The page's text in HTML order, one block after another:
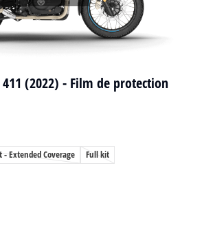
- Extended Coverage
Full kit
(2022) - Film de protection